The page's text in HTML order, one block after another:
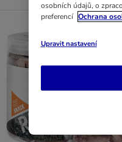
osobních údajů, o
preferencí Ochrana
Upravit nastavení